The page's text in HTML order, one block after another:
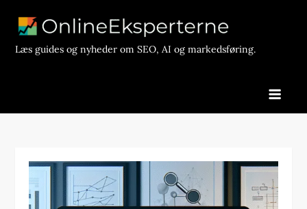
contentLæs guides og nyheder om SEO, AI og markedsføring.